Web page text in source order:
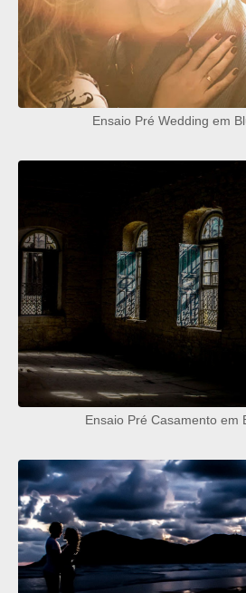
Ensaio Pré Wedding em
Ensaio Pré Casamento em